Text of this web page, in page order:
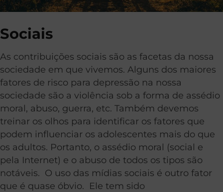
Sociais
As contribuições sociais são as facetas da nossa
sociedade em que vivemos. Alguns dos maiores
fatores de risco para depressão na nossa
sociedade são a violência sob a forma de assédio
moral, abuso, guerra, etc. Também devemos
treinar os olhos para identificar os fatores que
podem influenciar os adolescentes mais do que
os adultos. Portanto, o assédio moral (social e
pela Internet) e o abuso de todos os tipos são
notáveis. O uso das mídias sociais é outro fator
que é quase óbvio. Ele tem sido